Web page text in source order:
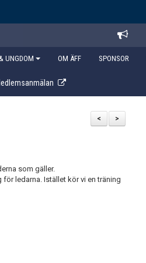
UNGDOM OM ÄFF SPONSOR
>
<
som gäller.
ledarna. Istället kör vi en träning